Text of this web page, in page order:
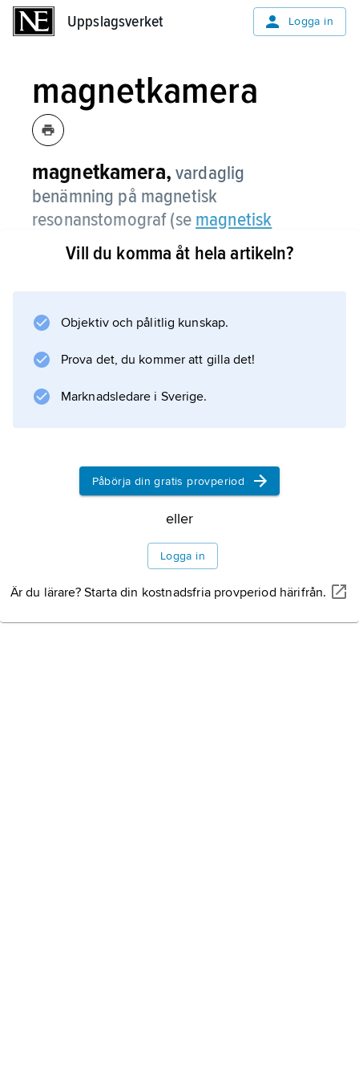
Uppslagsverket Logga in
magnetkamera
magnetkamera, vardaglig
benämning på magnetisk
resonanstomograf (se magnetisk
resonanstomografi
).
Vill du komma åt hela artikeln?
Objektiv och pålitlig kunskap.
Prova det, du kommer att gilla det!
Marknadsledare i Sverige.
Påbörja din gratis provperiod
eller
Logga in
Är du lärare? Starta din kostnadsfria provperiod härifrån.